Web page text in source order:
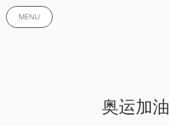
MENU
奥运加油